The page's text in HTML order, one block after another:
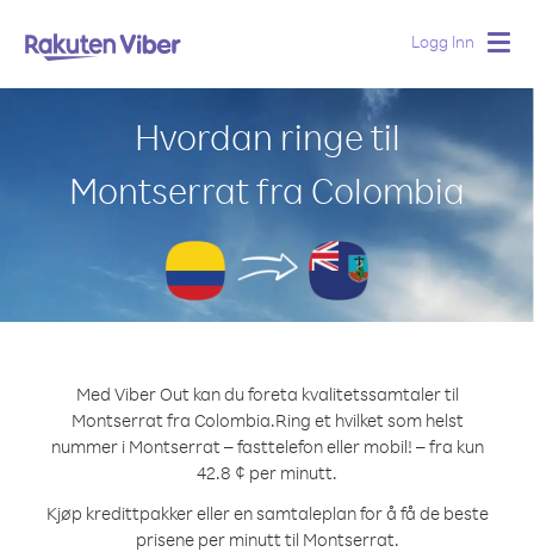
Logg Inn
Hvordan ringe til
Montserrat fra Colombia
Med Viber Out kan du foreta kvalitetssamtaler til
Montserrat fra Colombia.Ring et hvilket som helst
nummer i Montserrat – fasttelefon eller mobil! – fra kun
42.8 ¢ per minutt.
Kjøp kredittpakker eller en samtaleplan for å få de beste
prisene per minutt til Montserrat.